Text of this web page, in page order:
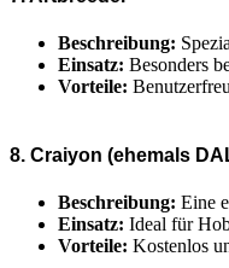
Beschreibung:
Einsatz: Besonders
Vorteile:
8. Craiyon (ehemals
Beschreibung: Eine
Einsatz: Ideal für
Vorteile: Kostenlos